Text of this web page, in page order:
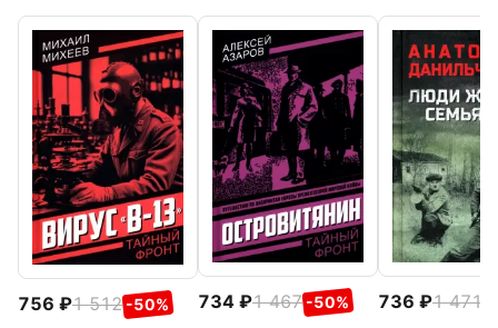
756 1 512 -50% 734 1 467 -50% 736 1 471